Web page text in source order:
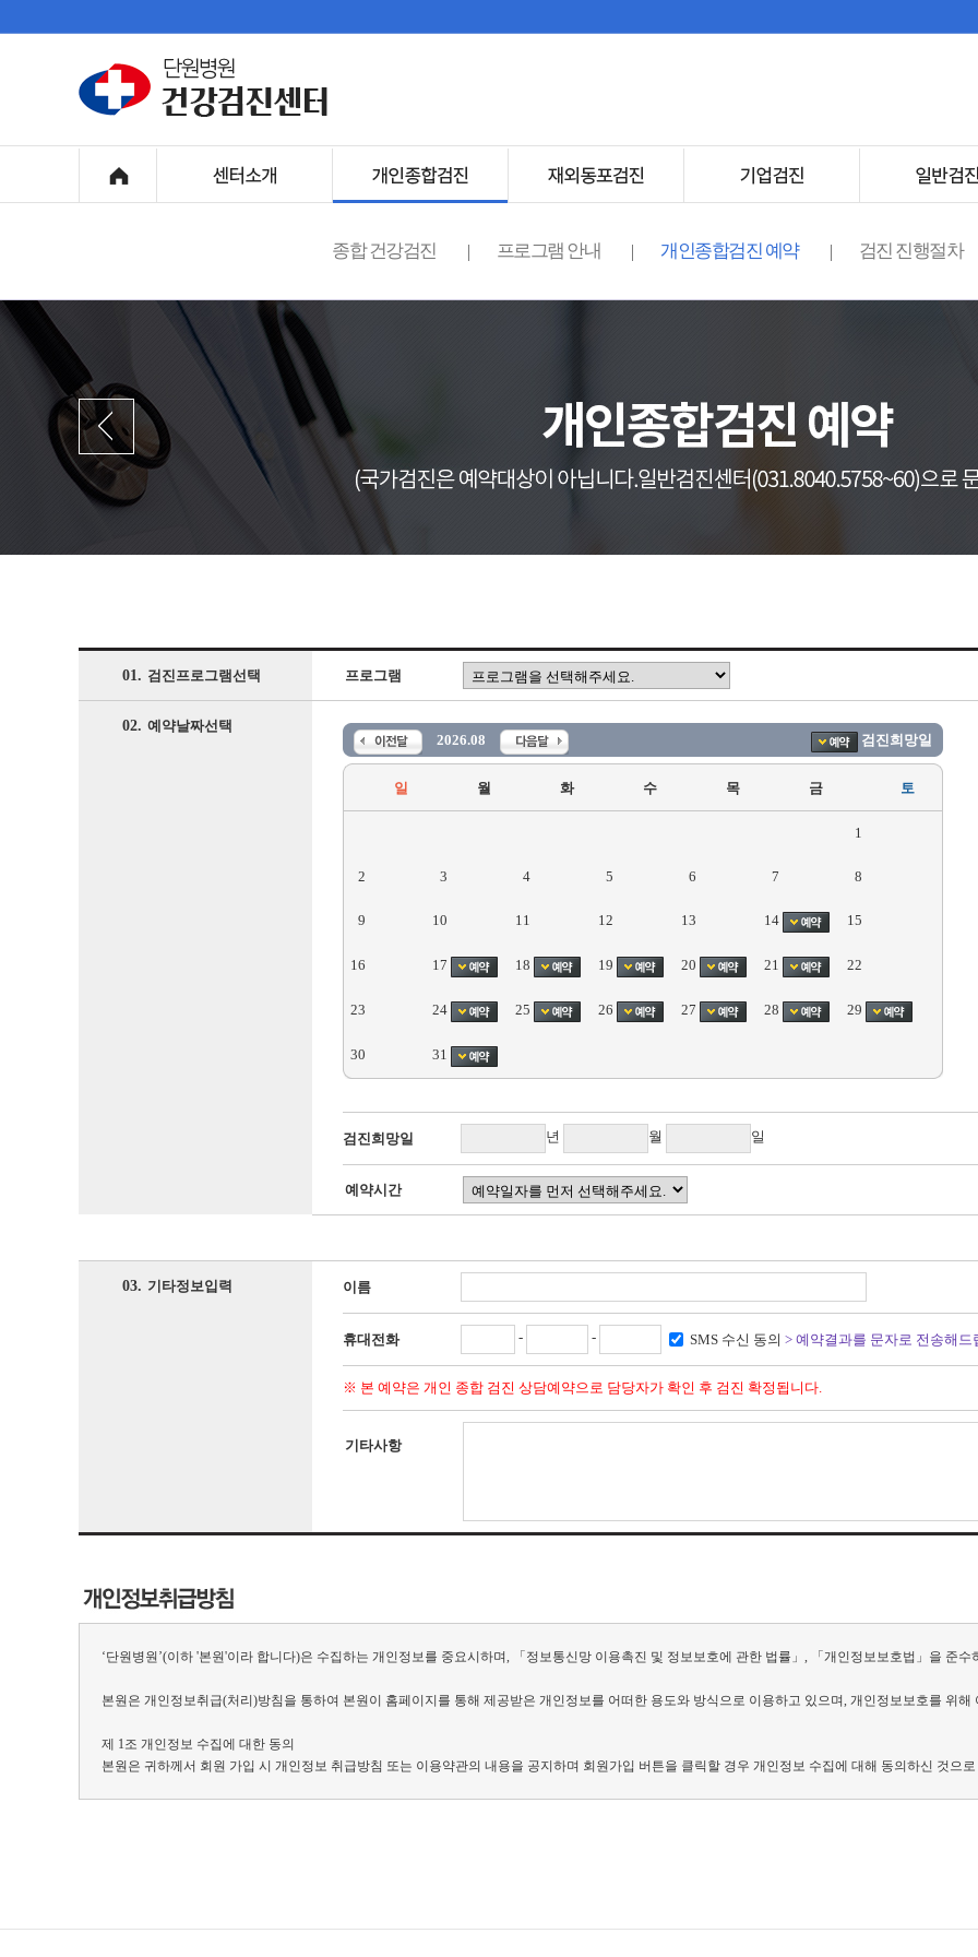
종합 건강검진 프로그램 안내 개인종합검진 예약 검진 진행절차
01. 검진프로그램선택 프로그램
02. 예약날짜선택
2026.08
검진희망일
일 월 화 수 목 금 토
1
2 3 4 5 6 7 8
9 10 11 12 13 14 15
16 17 18 19 20 21 22
23 24 25 26 27 28 29
30 31
검진희망일 년 월 일
예약시간
03. 기타정보입력 이름
휴대전화 - - SMS 수신 동의 > 예약결과를 문자로 전송해드
※ 본 예약은 개인 종합 검진 상담예약으로 담당자가 확인 후 검진 확정됩니다.
기타사항
‘단원병원’(이하 '본원'이라 합니다)은 수집하는 개인정보를 중요시하며, 「정보통신망 이용촉진 및 정보보호에 관한 법률」, 「개인정보보호법」을 준
본원은 개인정보취급(처리)방침을 통하여 본원이 홈페이지를 통해 제공받은 개인정보를 어떠한 용도와 방식으로 이용하고 있으며, 개인정보보호를 위
제 1조 개인정보 수집에 대한 동의
본원은 귀하께서 회원 가입 시 개인정보 취급방침 또는 이용약관의 내용을 공지하며 회원가입 버튼을 클릭할 경우 개인정보 수집에 대해 동의하신 것으